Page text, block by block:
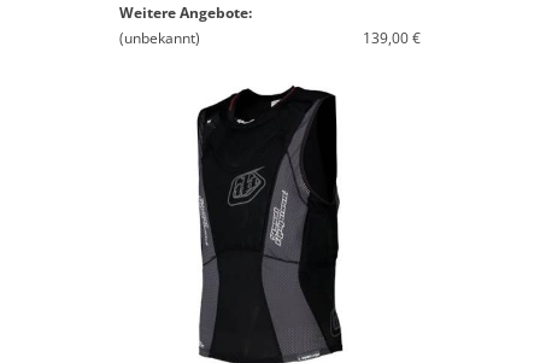
Weitere Angebote:
(unbekannt)
139,00 €